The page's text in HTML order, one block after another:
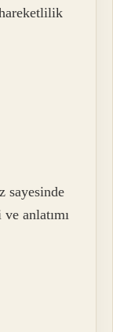
sayesinde
anlatımı